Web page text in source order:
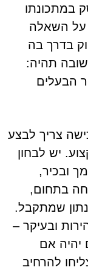
במתכונתו
על השאלה
בדרך בה
תהיה:
הבעלים
צריך לבצע
יש לבחון
ובכיר,
בתחום,
שמתקבל.
ובעיקר –
יהיה אם
להרחיב